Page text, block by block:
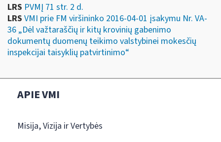
LRS PVMĮ 71 str. 2 d.
LRS VMI prie FM viršininko 2016-04-01 įsakymu Nr. VA-
36 „Dėl važtaraščių ir kitų krovinių gabenimo
dokumentų duomenų teikimo valstybinei mokesčių
inspekcijai taisyklių patvirtinimo“
APIE VMI
Misija, Vizija ir Vertybės